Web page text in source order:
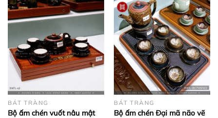
BÁT TRÀNG
Bộ ấm chén vuốt nâu mật
BÁT TRÀNG
Bộ ấm chén Đại mã não vẽ